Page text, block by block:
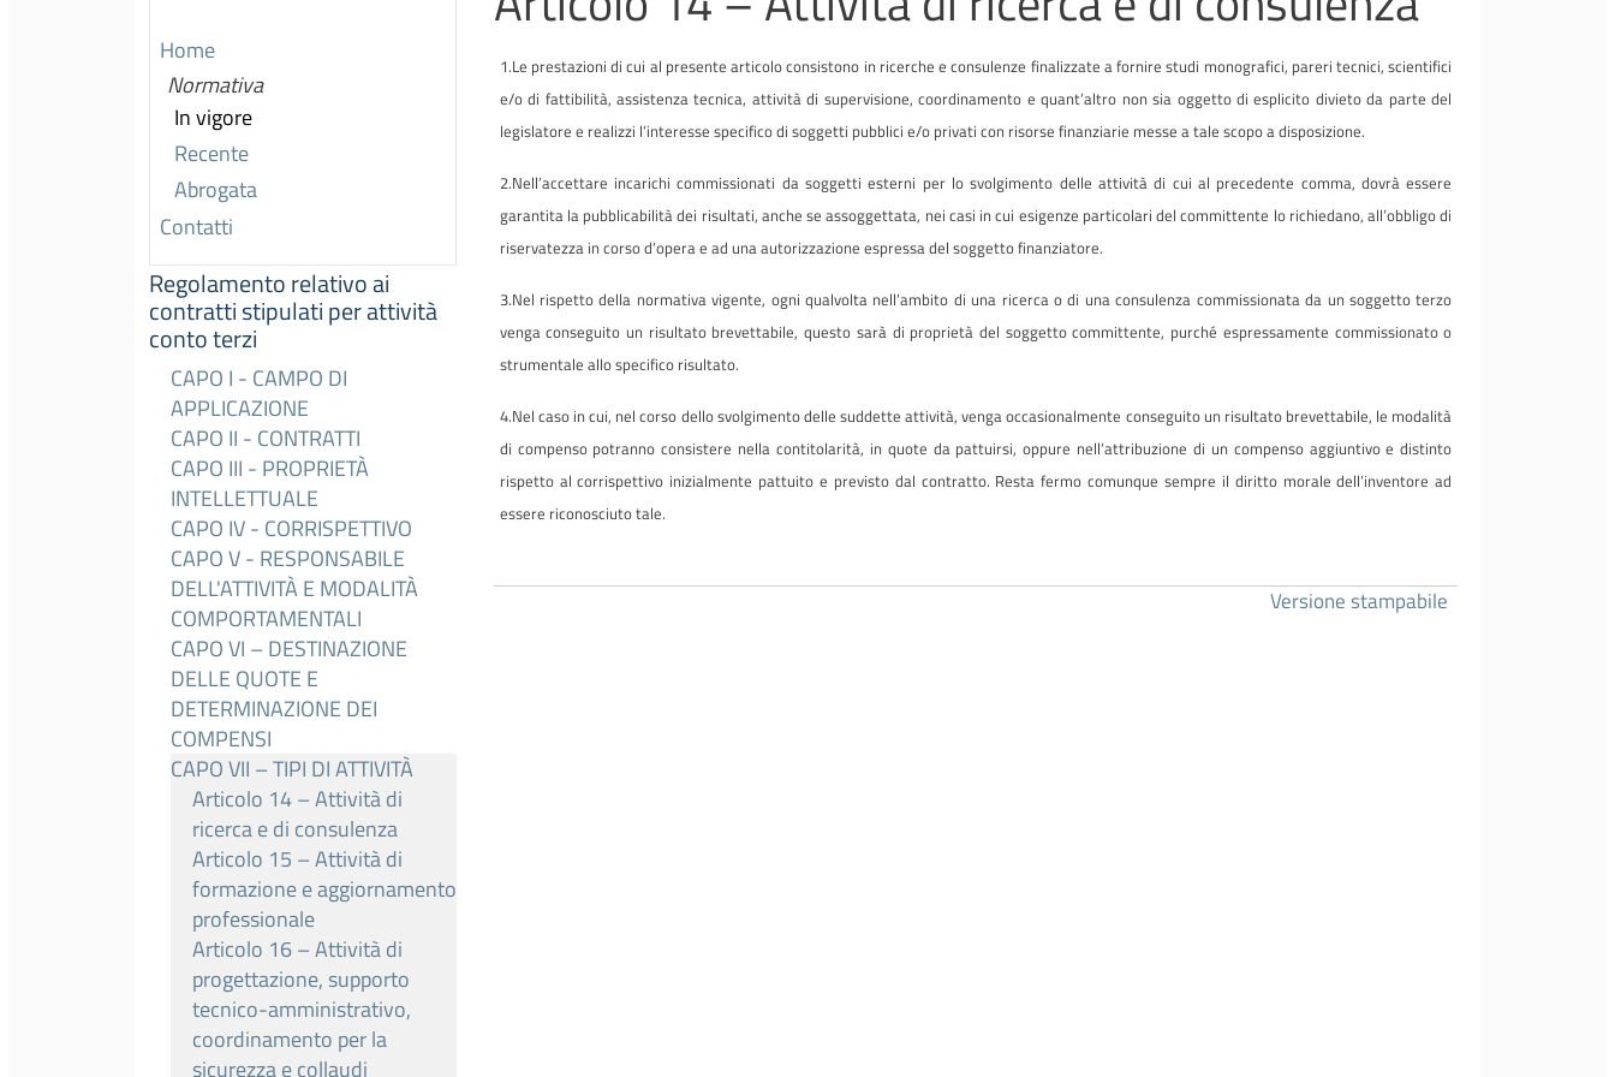
Home
Normativa
In vigore
Recente
Abrogata
Contatti
Regolamento relativo ai
contratti stipulati per attività
conto terzi
CAPO I - CAMPO DI
APPLICAZIONE
CAPO II - CONTRATTI
CAPO III - PROPRIETÀ
INTELLETTUALE
CAPO IV - CORRISPETTIVO
CAPO V - RESPONSABILE
DELL'ATTIVITÀ E MODALITÀ
COMPORTAMENTALI
CAPO VI – DESTINAZIONE
DELLE QUOTE E
DETERMINAZIONE DEI
COMPENSI
CAPO VII – TIPI DI ATTIVITÀ
Articolo 14 – Attività di
ricerca e di consulenza
Articolo 15 – Attività di
formazione e aggiornamento
professionale
Articolo 16 – Attività di
progettazione, supporto
tecnico-amministrativo,
coordinamento per la
sicurezza e collaudi
1.Le prestazioni di cui al presente articolo consistono in ricerche e consulenze finalizzate a fornire studi monografici, pareri tecnici, scientifici
e/o di fattibilità, assistenza tecnica, attività di supervisione, coordinamento e quant’altro non sia oggetto di esplicito divieto da parte del
legislatore e realizzi l’interesse specifico di soggetti pubblici e/o privati con risorse finanziarie messe a tale scopo a disposizione.
2.Nell’accettare incarichi commissionati da soggetti esterni per lo svolgimento delle attività di cui al precedente comma, dovrà essere
garantita la pubblicabilità dei risultati, anche se assoggettata, nei casi in cui esigenze particolari del committente lo richiedano, all’obbligo di
riservatezza in corso d’opera e ad una autorizzazione espressa del soggetto finanziatore.
3.Nel rispetto della normativa vigente, ogni qualvolta nell’ambito di una ricerca o di una consulenza commissionata da un soggetto terzo
venga conseguito un risultato brevettabile, questo sarà di proprietà del soggetto committente, purché espressamente commissionato o
strumentale allo specifico risultato.
4.Nel caso in cui, nel corso dello svolgimento delle suddette attività, venga occasionalmente conseguito un risultato brevettabile, le modalità
di compenso potranno consistere nella contitolarità, in quote da pattuirsi, oppure nell’attribuzione di un compenso aggiuntivo e distinto
rispetto al corrispettivo inizialmente pattuito e previsto dal contratto. Resta fermo comunque sempre il diritto morale dell’inventore ad
essere riconosciuto tale.
Versione stampabile